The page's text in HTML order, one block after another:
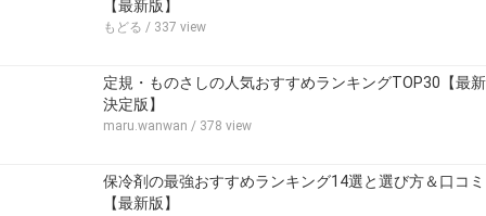
【最新版】
もどる / 337 view
定規・ものさしの人気おすすめランキングTOP30【最新
決定版】
maru.wanwan / 378 view
保冷剤の最強おすすめランキング14選と選び方＆口コミ
【最新版】